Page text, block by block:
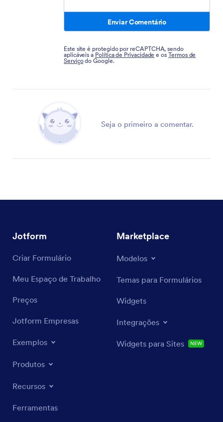
Enviar Comentário
Este site é protegido por reCAPTCHA, sendo
aplicáveis a Política de Privacidade e osTermos de
Serviçodo Google.
Seja o primeiro a comentar.
Jotform
Criar Formulário
Meu Espaço de Trabalho
Preços
Jotform Empresas
Exemplos
Produtos
Recursos
Ferramentas
Marketplace
Modelos
Temas para Formulários
Widgets
Integrações
Widgets para Sites NOVO